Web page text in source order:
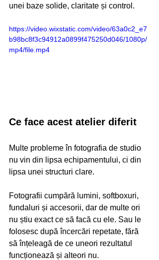
unei baze solide, claritate și control.
https://video.wixstatic.com/video/63a0c2_e7
b98bc8f3c94912a0899f475250d046/1080p/
mp4/file.mp4
Ce face acest atelier diferit
Multe probleme în fotografia de studio
nu vin din lipsa echipamentului, ci din
lipsa unei structuri clare.
Fotografii cumpără lumini, softboxuri,
fundaluri și accesorii, dar de multe ori
nu știu exact ce să facă cu ele. Sau le
folosesc după încercări repetate, fără
să înțeleagă de ce uneori rezultatul
funcționează și alteori nu.